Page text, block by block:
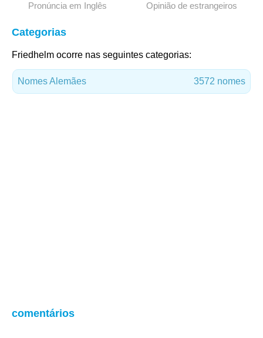
Pronúncia em Inglês Opinião de estrangeiros
Categorias
Friedhelm ocorre nas seguintes categorias:
Nomes Alemães 3572 nomes
comentários